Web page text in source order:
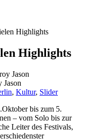
Highlights
Highlights
Jason
, Kultur, Slider
bis zum 5.
– vom Solo bis zur
Leiter des Festivals,